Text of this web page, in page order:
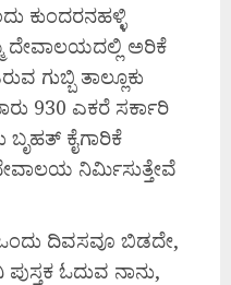
ಕುಂದರನಹಳ್ಳಿ
ದೇವಾಲಯದಲ್ಲಿ ಅರಿಕೆ
ಗುಬ್ಬಿ ತಾಲ್ಲೂಕು
930 ಎಕರೆ ಸರ್ಕಾರಿ
ಕೈಗಾರಿಕೆ
ನಿರ್ಮಿಸುತ್ತೇವೆ
ದಿವಸವೂ ಬಿಡದೇ,
ಓದುವ ನಾನು,